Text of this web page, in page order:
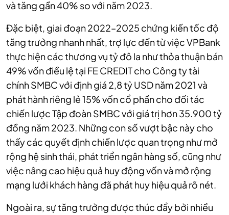
và tăng gần 40% so với năm 2023.
Đặc biệt, giai đoạn 2022–2025 chứng kiến tốc độ
tăng trưởng nhanh nhất, trợ lực đến từ việc VPBank
thực hiện các thương vụ tỷ đô la như thỏa thuận bán
49% vốn điều lệ tại FE CREDIT cho Công ty tài
chính SMBC với định giá 2,8 tỷ USD năm 2021 và
phát hành riêng lẻ 15% vốn cổ phần cho đối tác
chiến lược Tập đoàn SMBC với giá trị hơn 35.900 tỷ
đồng năm 2023. Những con số vượt bậc này cho
thấy các quyết định chiến lược quan trọng như mở
rộng hệ sinh thái, phát triển ngân hàng số, cũng như
việc nâng cao hiệu quả huy động vốn và mở rộng
mạng lưới khách hàng đã phát huy hiệu quả rõ nét.
Ngoài ra, sự tăng trưởng được thúc đẩy bởi nhiều